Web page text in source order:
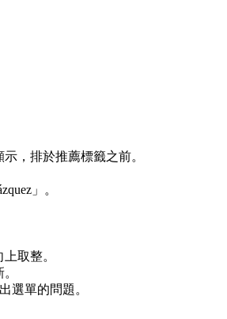
，排於推薦標籤之前。
」。
取整。
選單的問題。